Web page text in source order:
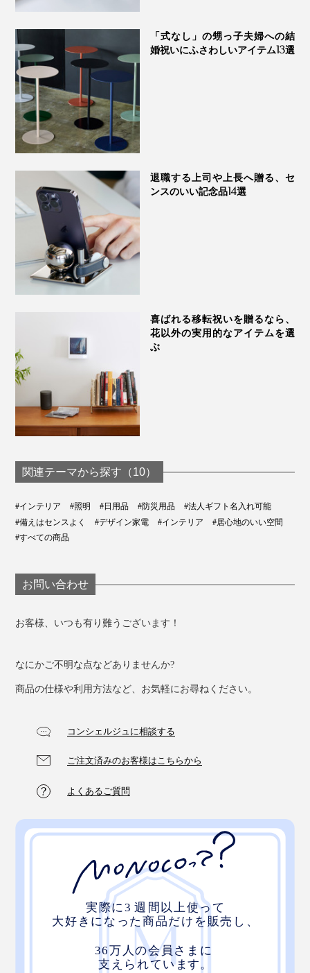
2023年7月10日、編集・高木の自宅ダイニングにて。『LED Magnecco』は、キャ
ンドルよりずっと明るくて助かりました
思わず『LED Magnecco』に、「神様！」と呼びかけた
瞬間でした（笑）
天井のダクトレールにつけた、吊りフックにひっかけれ
ば、ペンダントライト代わりに。
鍋からカレーをよそうのも、テーブルで食べるのも、ス
タオルハンガーにひっかけたら、歯磨きもカンタンにで
きました。
1時間ほどで、電気は復旧しましたが、心から
「Magneccoがあって、本当によかった」と痛感。
MONOCOでは、停電時に自動点灯する、バッテリー内
tsuita
』もありますが、わが家は、埋め込み
型のダウンライトばかりで、電球の交換ができません。
なので、この日以来、『LED Magnecco』の存在に感謝
しながら、ベッドサイドランプやデスクランプとして、
ますます愛用しています。
『LED Magnecco』は、専用スタンドにセットすれば、
毎日のデスクランプやベッドサイドランプに。
ランプを外して、専用フックをつければ、アウトドアや
災害時のランタンに。
いつも助けてくれる、“ランプの神様”を、あなたのそば
「式なし」の甥っ子夫婦への結
婚祝いにふさわしいアイテム13選
退職する上司や上長へ贈る、セ
ンスのいい記念品14選
喜ばれる移転祝いを贈るなら、
花以外の実用的なアイテムを選
ぶ
関連テーマから探す（10）
#インテリア #照明 #日用品 #防災用品
#法人ギフト名入れ可能
#備えはセンスよく
#デザイン家電 #インテリア
#居心地のいい空間
#すべての商品
お問い合わせ
お客様、いつも有り難うございます！
なにかご不明な点などありませんか?
商品の仕様や利用方法など、お気軽にお尋ねください。
コンシェルジュに相談する
ご注文済みのお客様はこちらから
よくあるご質問